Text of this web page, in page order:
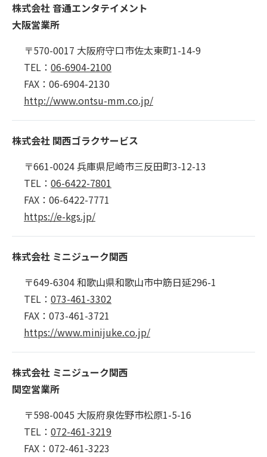
株式会社 音通エンタテイメント
大阪営業所
〒570-0017 大阪府守口市佐太東町1-14-9
TEL： 06-6904-2100
FAX：06-6904-2130
http://www.ontsu-mm.co.jp/
株式会社 関西ゴラクサービス
〒661-0024 兵庫県尼崎市三反田町3-12-13
TEL： 06-6422-7801
FAX：06-6422-7771
https://e-kgs.jp/
株式会社 ミニジューク関西
〒649-6304 和歌山県和歌山市中筋日延296-1
TEL： 073-461-3302
FAX：073-461-3721
https://www.minijuke.co.jp/
株式会社 ミニジューク関西
関空営業所
〒598-0045 大阪府泉佐野市松原1-5-16
TEL： 072-461-3219
FAX：072-461-3223